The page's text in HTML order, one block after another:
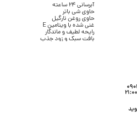
آبرسانی 24 ساعته
حاوی شی باتر
حاوی روغن نارگیل
غنی شده با ویتامین E
رایحه لطیف و ماندگار
بافت سبک و زود جذب